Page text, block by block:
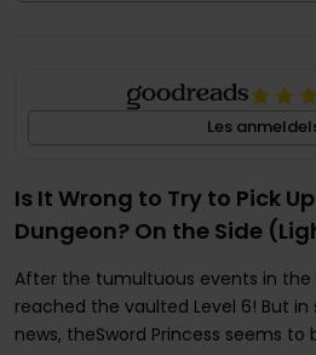
Les
Is It Wrong to Try to Pick
Dungeon? On the Side
After the tumultuous events in the
reached the vaulted Level 6! But
news, theSword Princess seems